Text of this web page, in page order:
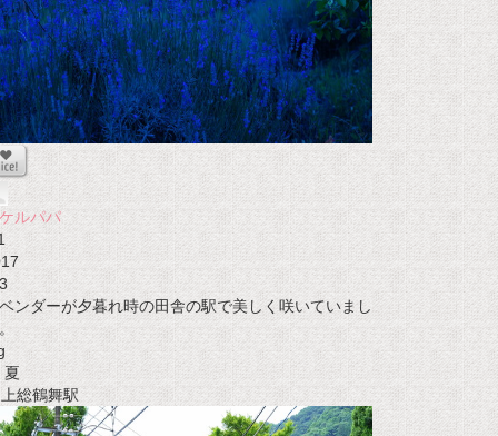
ルパパ
3
ンダーが夕暮れ時の田舎の駅で美しく咲いていまし
夏
総鶴舞駅